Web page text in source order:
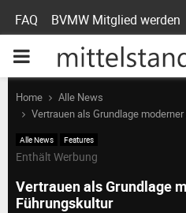
FAQ BVMW Mitglied werden
P
R
M
Home
Alle News
Vertrauen als Grundlage
Alle News Features
Enthält Werbung
Vertrauen als Grundlage
Führungskultur